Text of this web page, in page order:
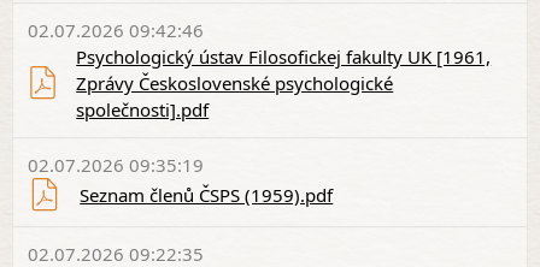
Psychologický ústav Filosofickej fakulty UK [1961,
Zprávy Československé psychologické
společnosti].pdf
02.07.2026 09:42:46
Seznam členů ČSPS (1959).pdf
02.07.2026 09:35:19
02.07.2026 09:22:35